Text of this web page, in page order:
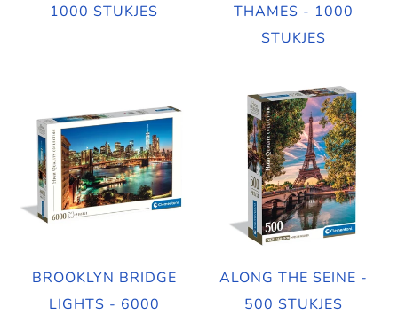
1000 STUKJES
THAMES - 1000
STUKJES
BROOKLYN BRIDGE
LIGHTS - 6000
ALONG THE SEINE -
500 STUKJES